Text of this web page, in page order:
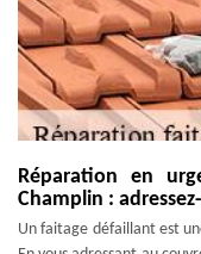
Réparation en
Champlin :
Un faitage défaillant est